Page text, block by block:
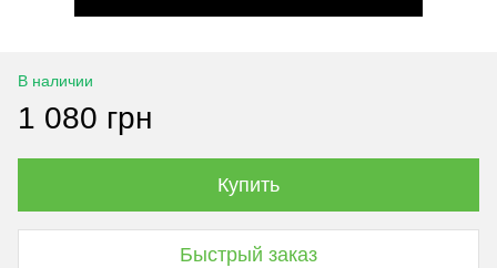
В наличии
1 080 грн
Купить
Быстрый заказ